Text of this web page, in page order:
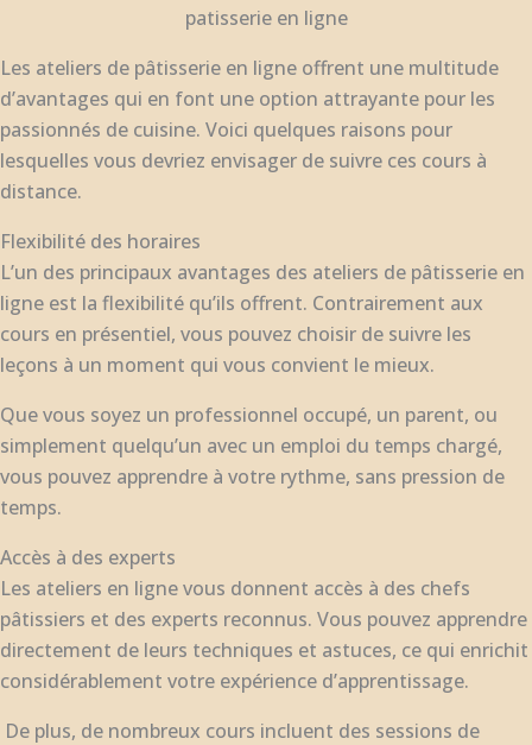
Les ateliers de pâtisserie en ligne offrent une multitude
d’avantages qui en font une option attrayante pour les
passionnés de cuisine. Voici quelques raisons pour
lesquelles vous devriez envisager de suivre ces cours à
distance.
Flexibilité des horaires
L’un des principaux avantages des ateliers de pâtisserie en
ligne est la flexibilité qu’ils offrent. Contrairement aux
cours en présentiel, vous pouvez choisir de suivre les
leçons à un moment qui vous convient le mieux.
Que vous soyez un professionnel occupé, un parent, ou
simplement quelqu’un avec un emploi du temps chargé,
vous pouvez apprendre à votre rythme, sans pression de
temps.
Accès à des experts
Les ateliers en ligne vous donnent accès à des chefs
pâtissiers et des experts reconnus. Vous pouvez apprendre
directement de leurs techniques et astuces, ce qui enrichit
considérablement votre expérience d’apprentissage.
De plus, de nombreux cours incluent des sessions de